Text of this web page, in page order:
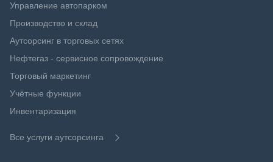
Управление автопарком
Производство и склад
Аутсорсинг в торговых сетях
Нефтегаз - сервисное сопровождение
Торговый маркетинг
Учётные функции
Инвентаризация
Все услуги аутсорсинга